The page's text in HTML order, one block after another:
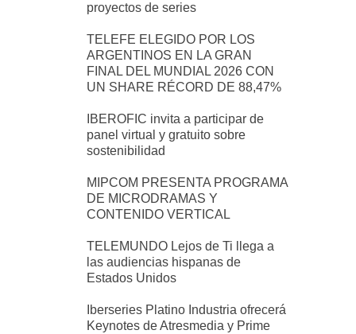
proyectos de series
TELEFE ELEGIDO POR LOS
ARGENTINOS EN LA GRAN
FINAL DEL MUNDIAL 2026 CON
UN SHARE RÉCORD DE 88,47%
IBEROFIC invita a participar de
panel virtual y gratuito sobre
sostenibilidad
MIPCOM PRESENTA PROGRAMA
DE MICRODRAMAS Y
CONTENIDO VERTICAL
TELEMUNDO Lejos de Ti llega a
las audiencias hispanas de
Estados Unidos
Iberseries Platino Industria ofrecerá
Keynotes de Atresmedia y Prime